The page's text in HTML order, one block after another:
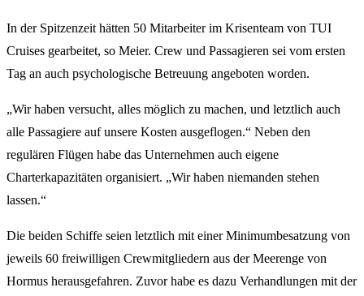
In der Spitzenzeit hätten 50 Mitarbeiter im Krisenteam von TUI
Cruises gearbeitet, so Meier. Crew und Passagieren sei vom ersten
Tag an auch psychologische Betreuung angeboten worden.
„Wir haben versucht, alles möglich zu machen, und letztlich auch
alle Passagiere auf unsere Kosten ausgeflogen.“ Neben den
regulären Flügen habe das Unternehmen auch eigene
Charterkapazitäten organisiert. „Wir haben niemanden stehen
lassen.“
Die beiden Schiffe seien letztlich mit einer Minimumbesatzung von
jeweils 60 freiwilligen Crewmitgliedern aus der Meerenge von
Hormus herausgefahren. Zuvor habe es dazu Verhandlungen mit der